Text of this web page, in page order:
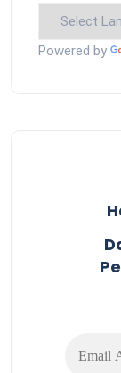
Powered by